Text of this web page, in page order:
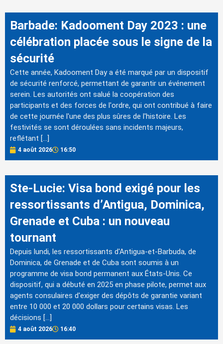
Barbade: Kadooment Day 2023 : une
célébration placée sous le signe de la
sécurité
Cette année, Kadooment Day a été marqué par un dispositif
de sécurité renforcé, permettant de garantir un événement
serein. Les autorités ont salué la coopération des
participants et des forces de l'ordre, qui ont contribué à faire
de cette journée l'une des plus sûres de l'histoire. Les
festivités se sont déroulées sans incidents majeurs,
reflétant […]
4 août 2026 16:50
Ste-Lucie: Visa bond exigé pour les
ressortissants d’Antigua, Dominica,
Grenade et Cuba : un nouveau
tournant
Depuis lundi, les ressortissants d'Antigua-et-Barbuda, de
Dominica, de Grenade et de Cuba sont soumis à un
programme de visa bond permanent aux États-Unis. Ce
dispositif, qui a débuté en 2025 en phase pilote, permet aux
agents consulaires d'exiger des dépôts de garantie variant
entre 10 000 et 20 000 dollars pour certains visas. Les
décisions […]
4 août 2026 16:40